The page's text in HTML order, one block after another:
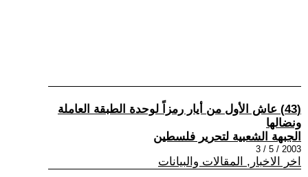
(43) عاش الأول من أيار رمزاً لوحدة الطبقة العاملة
ونضالها
الجبهة الشعبية لتحرير فلسطين
2003 / 5 / 3
اخر الاخبار, المقالات والبيانات